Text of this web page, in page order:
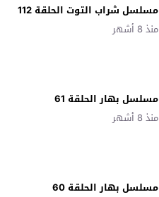
مسلسل شراب التوت الحلقة 112
منذ 8 أشهر
مسلسل بهار الحلقة 61
منذ 8 أشهر
مسلسل بهار الحلقة 60